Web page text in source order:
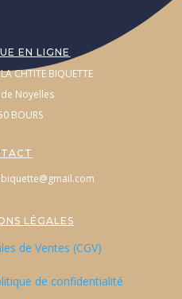
EN LIGNE
CHTITE BIQUETTE
Noyelles
BOURS
LÉGALES
de Ventes (CGV)
de confidentialité